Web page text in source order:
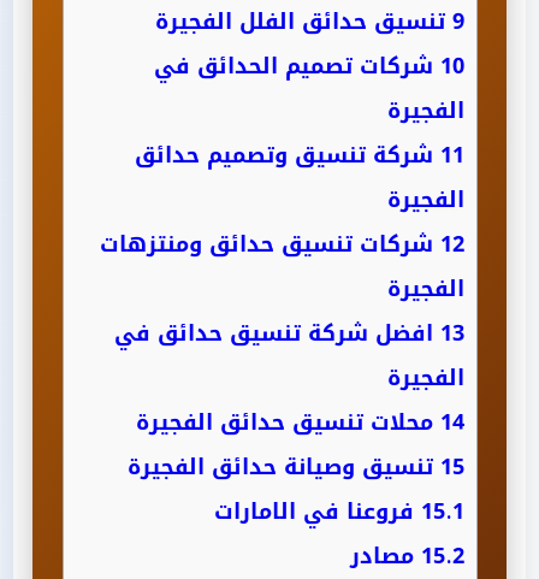
9تنسيق حدائق الفلل الفجيرة
10 شركات تصميم الحدائق في
الفجيرة
11 شركة تنسيق وتصميم حدائق
الفجيرة
12 شركات تنسيق حدائق ومنتزهات
الفجيرة
13 افضل شركة تنسيق حدائق في
الفجيرة
14 محلات تنسيق حدائق الفجيرة
15 تنسيق وصيانة حدائق الفجيرة
15.1 فروعنا في الامارات
15.2 مصادر